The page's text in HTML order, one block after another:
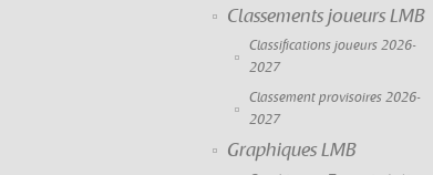
Classements joueurs LMB
Classifications joueurs 2026-
2027
Classement provisoires 2026-
2027
Graphiques LMB